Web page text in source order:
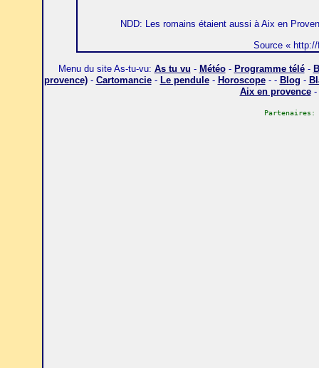
NDD: Les romains étaient aussi à Aix en
Source «
Menu du site As-tu-vu: As tu vu - Météo- Programme télé-
provence)- Cartomancie- Le pendule- Horoscope- - Blog -
Aix en provence-
Partenaires: